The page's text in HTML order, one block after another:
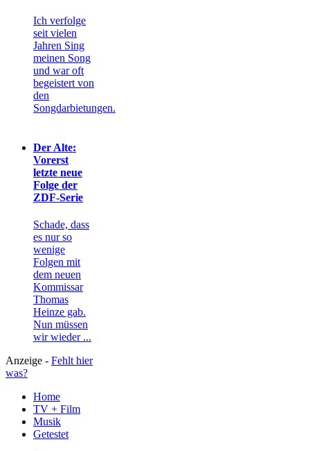
Ich verfolge
seit vielen
Jahren Sing
meinen Song
und war oft
begeistert von
den
Songdarbietungen.
Der Alte:
Vorerst
letzte neue
Folge der
ZDF-Serie
Schade, dass
es nur so
wenige
Folgen mit
dem neuen
Kommissar
Thomas
Heinze gab.
Nun müssen
wir wieder ...
Anzeige - Fehlt hier
was?
Home
TV + Film
Musik
Getestet